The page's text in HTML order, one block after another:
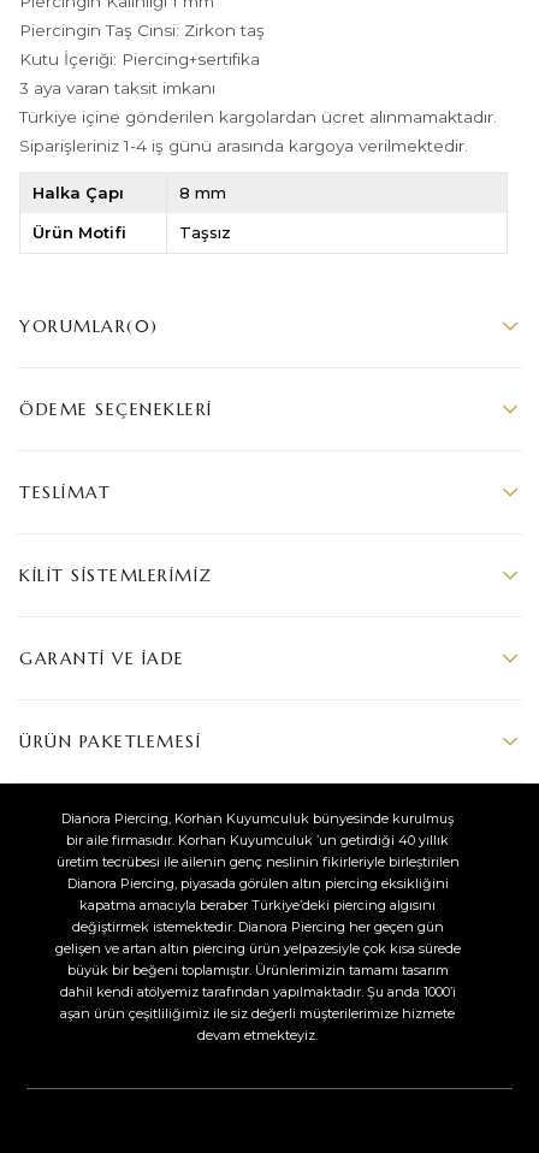
Piercingin Taş Cinsi: Zirkon taş
Kutu İçeriği: Piercing+sertifika
3 aya varan taksit imkanı
Türkiye içine gönderilen kargolardan ücret alınmamaktadır.
Siparişleriniz 1-4 iş günü arasında kargoya verilmektedir.
Halka Çapı 8 mm
Ürün Motifi Taşsız
YORUMLAR(0)
ÖDEME SEÇENEKLERI
TESLIMAT
KILIT SISTEMLERIMIZ
GARANTI VE İADE
ÜRÜN PAKETLEMESI
Dianora Piercing, Korhan Kuyumculuk bünyesinde kurulmuş
bir aile firmasıdır. Korhan Kuyumculuk ’un getirdiği 40 yıllık
üretim tecrübesi ile ailenin genç neslinin fikirleriyle birleştirilen
Dianora Piercing, piyasada görülen altın piercing eksikliğini
kapatma amacıyla beraber Türkiye’deki piercing algısını
değiştirmek istemektedir. Dianora Piercing her geçen gün
gelişen ve artan altın piercing ürün yelpazesiyle çok kısa sürede
büyük bir beğeni toplamıştır. Ürünlerimizin tamamı tasarım
dahil kendi atölyemiz tarafından yapılmaktadır. Şu anda 1000’i
aşan ürün çeşitliliğimiz ile siz değerli müşterilerimize hizmete
devam etmekteyiz.​